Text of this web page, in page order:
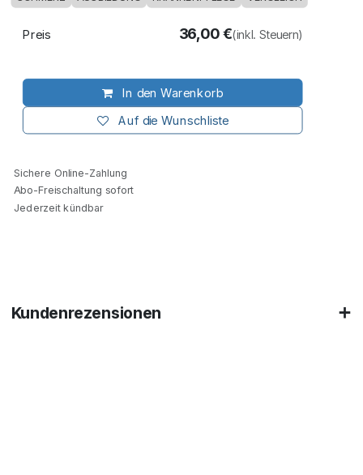
In den Warenkorb
Auf die Wunschliste
Preis 36,00€(inkl. Steuern)
Sichere Online-Zahlung
Abo-Freischaltung sofort
Jederzeit kündbar
Kundenrezensionen